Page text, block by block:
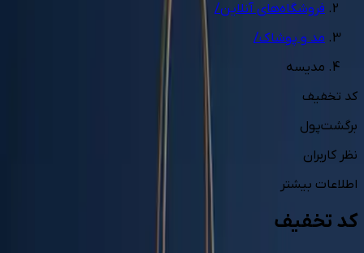
فروشگاه‌های آنلاین/
مد و پوشاک/
مدیسه
کد تخفیف
برگشت‌پول
نظر کاربران
اطلاعات بیشتر
کد تخفیف